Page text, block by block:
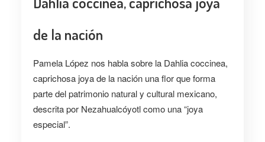
de la nación
Pamela López nos habla sobre la Dahlia coccinea,
caprichosa joya de la nación una flor que forma
parte del patrimonio natural y cultural mexicano,
descrita por Nezahualcóyotl como una “joya
especial”.